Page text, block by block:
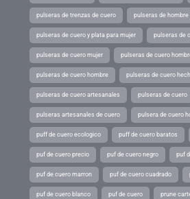
pulseras de trenzas de cuero pulseras de hombre
pulseras de cuero y plata para mujer pulseras de
pulseras de cuero mujer pulseras de cuero
pulseras de cuero hombre pulseras de cuero
pulseras de cuero artesanales pulseras de cuero
pulseras artesanales de cuero pulsera de cuero
puff de cuero ecologico puff de cuero baratos
puf de cuero precio puf de cuero negro puf
puf de cuero marron puf de cuero cuadrado
puf de cuero blanco puf de cuero prune